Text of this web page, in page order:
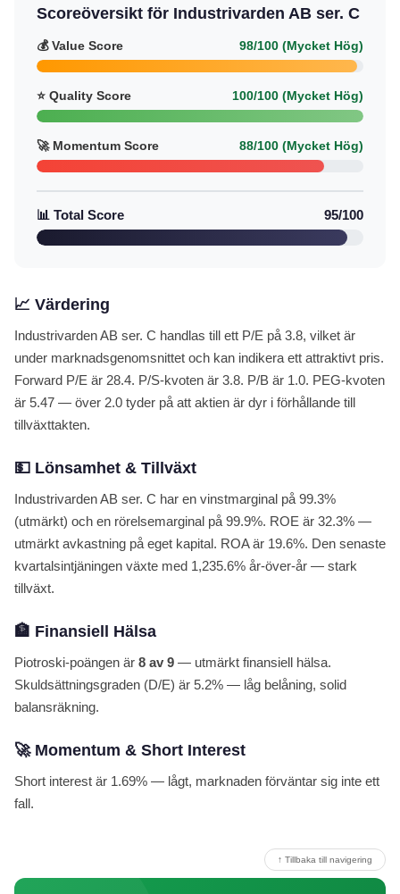
Scoreöversikt för Industrivarden AB ser. C
💰 Value Score 98/100 (Mycket Hög)
⭐ Quality Score 100/100 (Mycket Hög)
🚀 Momentum Score 88/100 (Mycket Hög)
📊 Total Score 95/100
📈 Värdering
Industrivarden AB ser. C handlas till ett P/E på 3.8, vilket är
under marknadsgenomsnittet och kan indikera ett attraktivt pris.
Forward P/E är 28.4. P/S-kvoten är 3.8. P/B är 1.0. PEG-kvoten
är 5.47 — över 2.0 tyder på att aktien är dyr i förhållande till
tillväxttakten.
💵 Lönsamhet & Tillväxt
Industrivarden AB ser. C har en vinstmarginal på 99.3%
(utmärkt) och en rörelsemarginal på 99.9%. ROE är 32.3% —
utmärkt avkastning på eget kapital. ROA är 19.6%. Den senaste
kvartalsintjäningen växte med 1,235.6% år-över-år — stark
tillväxt.
🏦 Finansiell Hälsa
Piotroski-poängen är 8 av 9 — utmärkt finansiell hälsa.
Skuldsättningsgraden (D/E) är 5.2% — låg belåning, solid
balansräkning.
🚀 Momentum & Short Interest
Short interest är 1.69% — lågt, marknaden förväntar sig inte ett
fall.
↑ Tillbaka till navigering